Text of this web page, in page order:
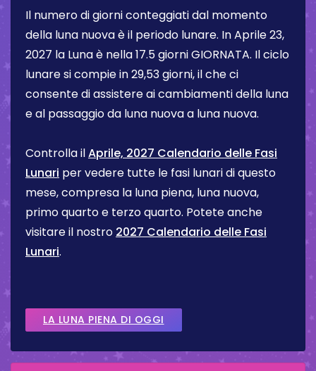
Il numero di giorni conteggiati dal momento
della luna nuova è il periodo lunare. InAprile 23,
2027 la Luna è nella17.5 giorniGIORNATA. Il ciclo
lunare si compie in 29,53 giorni, il che ci
consente di assistere ai cambiamenti della luna
e al passaggio da luna nuova a luna nuova.
Controlla ilAprile, 2027 Calendario delle Fasi
Lunari per vedere tutte le fasi lunari di questo
mese, compresa la luna piena, luna nuova,
primo quarto e terzo quarto. Potete anche
visitare il nostro 2027 Calendario delle Fasi
Lunari.
LA LUNA PIENA DI OGGI